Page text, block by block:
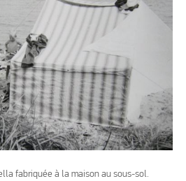
fabriquée à la maison au sous-sol.